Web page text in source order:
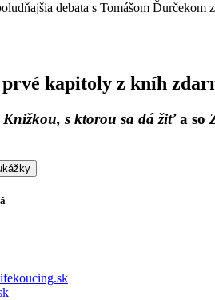
debata s Tomášom Ďurčekom
kapitoly z kníh
Knižkou, s ktorou sa dá žiťa so